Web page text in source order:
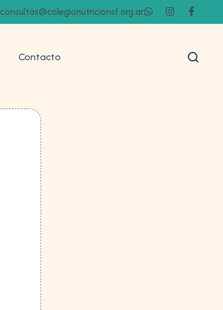
consultas@colegionutricionsf.org.ar
Contacto